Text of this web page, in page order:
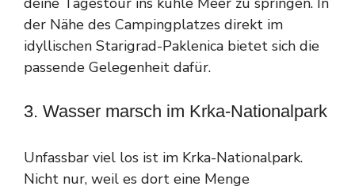
der Nähe des Campingplatzes direkt im
idyllischen Starigrad-Paklenica bietet sich die
passende Gelegenheit dafür.
3. Wasser marsch im Krka-Nationalpark
Unfassbar viel los ist im Krka-Nationalpark.
Nicht nur, weil es dort eine Menge